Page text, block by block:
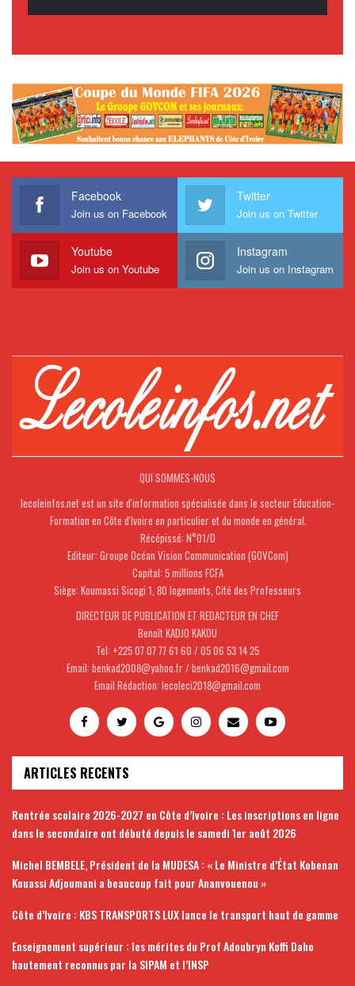
Facebook
Join us on Facebook
Twitter
Join us on Twitter
Youtube
Join us on Youtube
Instagram
Join us on Instagram
QUI SOMMES-NOUS
lecoleinfos.net est un site d'information spécialisée dans le secteur Education-
Formation en Côte d'Ivoire en particulier et du monde en général.
Récépissé: N°01/D
Editeur: Groupe Océan Vision Communication (GOVCom)
Capital: 5 millions FCFA
Siège: Koumassi Sicogi 1, 80 logements, Cité des Professeurs
DIRECTEUR DE PUBLICATION ET REDACTEUR EN CHEF
Benoît KADJO KAKOU
Tel: +225 07 07 77 61 60 / 05 06 53 14 25
Email: benkad2008@yahoo.fr / benkad2016@gmail.com
Email Rédaction: lecoleci2018@gmail.com
ARTICLES RECENTS
Rentrée scolaire 2026-2027 en Côte d’Ivoire : Les inscriptions en ligne
dans le secondaire ont débuté depuis le samedi 1er août 2026
Michel BEMBELE, Président de la MUDESA : « Le Ministre d’État Kobenan
Kouassi Adjoumani a beaucoup fait pour Ananvouenou »
Côte d’Ivoire : KBS TRANSPORTS LUX lance le transport haut de gamme
Enseignement supérieur : les mérites du Prof Adoubryn Koffi Daho
hautement reconnus par la SIPAM et l’INSP